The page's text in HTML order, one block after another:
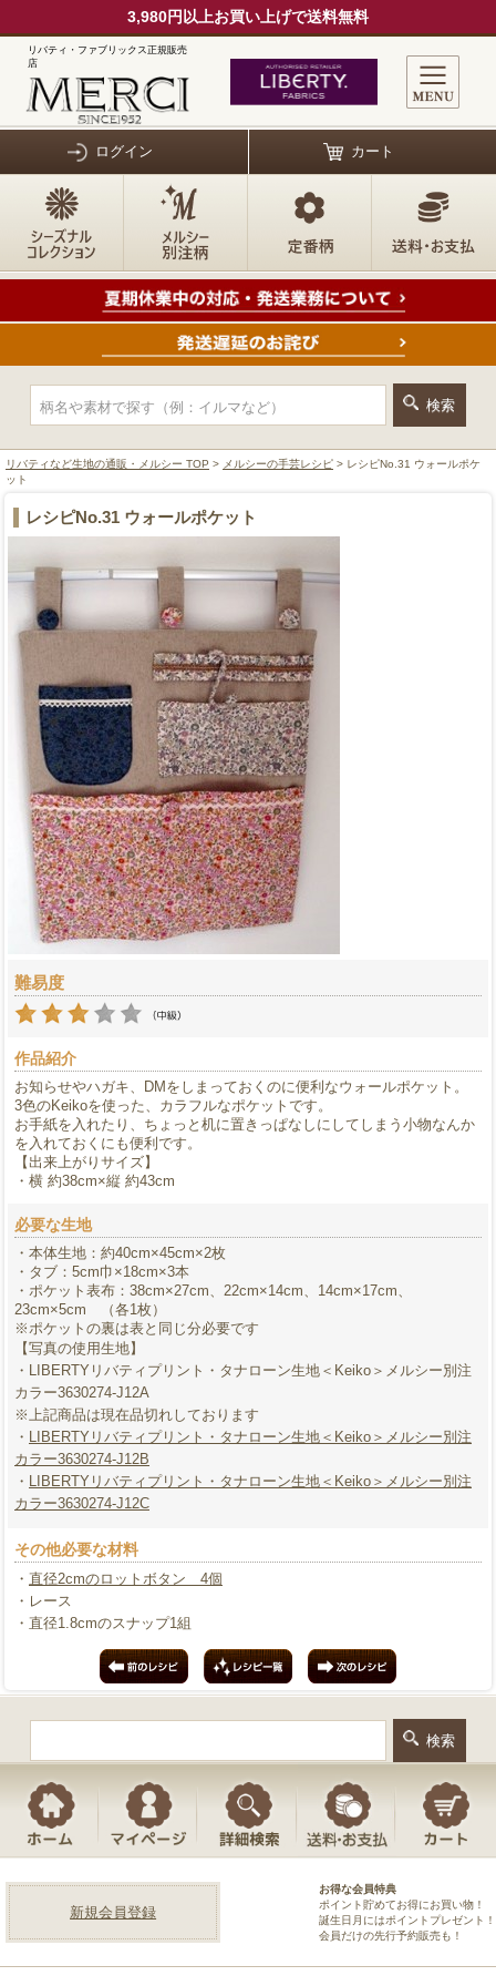
3,980円以上お買い上げで送料無料
リバティ・ファブリックス正規販売
店
ログイン カート
リバティなど生地の通販・メルシー TOP > メルシーの手芸レシピ > レシピNo.31 ウォールポケ
ット
レシピNo.31 ウォールポケット
難易度
作品紹介
お知らせやハガキ、DMをしまっておくのに便利なウォールポケット。
3色のKeikoを使った、カラフルなポケットです。
お手紙を入れたり、ちょっと机に置きっぱなしにしてしまう小物なんか
を入れておくにも便利です。
【出来上がりサイズ】
・横 約38cm×縦 約43cm
必要な生地
・本体生地：約40cm×45cm×2枚
・タブ：5cm巾×18cm×3本
・ポケット表布：38cm×27cm、22cm×14cm、14cm×17cm、
23cm×5cm （各1枚）
※ポケットの裏は表と同じ分必要です
【写真の使用生地】
・LIBERTYリバティプリント・タナローン生地＜Keiko＞メルシー別注
カラー3630274-J12A
※上記商品は現在品切れしております
・ LIBERTYリバティプリント・タナローン生地＜Keiko＞メルシー別注
カラー3630274-J12B
・ LIBERTYリバティプリント・タナローン生地＜Keiko＞メルシー別注
カラー3630274-J12C
その他必要な材料
・ 直径2cmのロットボタン 4個
・レース
・直径1.8cmのスナップ1組
新規会員登録
お得な会員特典
ポイント貯めてお得にお買い物！
誕生日月にはポイントプレゼント！
会員だけの先行予約販売も！